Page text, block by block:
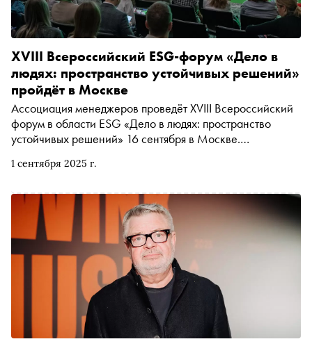
1 сентября 2025 г.
XVIII Всероссийский ESG-форум «Дело в
людях: пространство устойчивых решений»
пройдёт в Москве
Ассоциация менеджеров проведёт XVIII Всероссийский
форум в области ESG «Дело в людях: пространство
устойчивых решений» 16 сентября в Москве.
событием для социально ответственного бизнеса и
развития, корпоративной социальной ответственности,
представителей СМИ, блогосферы, а также компаний,
предлагающих современные технологии и решения в
области ESG